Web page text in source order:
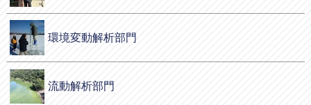
環境変動解析部門
流動解析部門